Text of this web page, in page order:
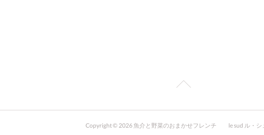
Copyright © 2026魚介と野菜のおまかせフレンチ le sud ル・シ